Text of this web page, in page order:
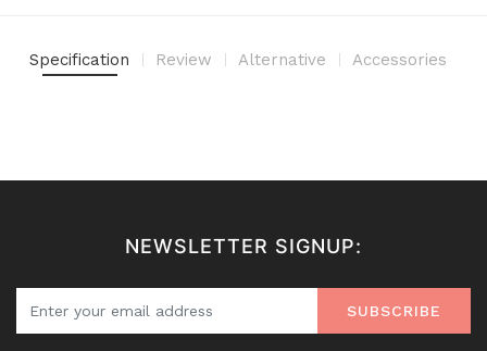
Specification Review Alternative Accessories
NEWSLETTER SIGNUP:
SUBSCRIBE